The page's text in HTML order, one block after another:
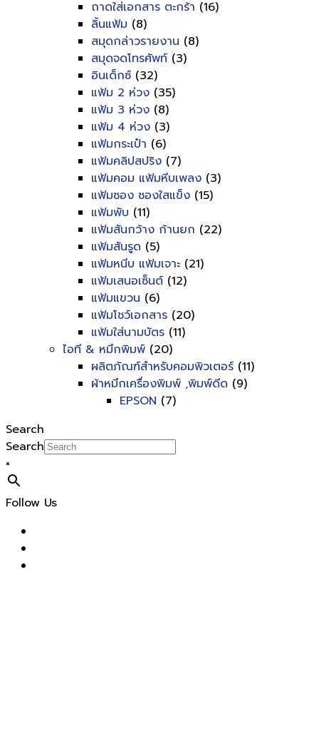
ถาดใส่เอกสาร ตะกร้า (16)
ลิ้นแฟ้ม (8)
สมุดกล่าวรายงาน (8)
สมุดจดโทรศัพท์ (3)
อินเด็กซ์ (32)
แฟ้ม 2 ห่วง (35)
แฟ้ม 3 ห่วง (8)
แฟ้ม 4 ห่วง (3)
แฟ้มกระเป๋า (6)
แฟ้มคลิปสปริง (7)
แฟ้มคอม แฟ้มหีบเพลง (3)
แฟ้มซอง ซองใสแข็ง (15)
แฟ้มพับ (11)
แฟ้มสันกว้าง ก้านยก (22)
แฟ้มสันรูด (5)
แฟ้มหนีบ แฟ้มเจาะ (21)
แฟ้มเสนอเซ็นต์ (12)
แฟ้มแขวน (6)
แฟ้มโชว์เอกสาร (20)
แฟ้มใส่นามบัตร (11)
ไอที & หมึกพิมพ์ (20)
ผลิตภัณฑ์สำหรับคอมพิวเตอร์ (11)
ผ้าหมึกเครื่องพิมพ์ ,พิมพ์ดีด (9)
EPSON (7)
Search
Search
×
Follow Us